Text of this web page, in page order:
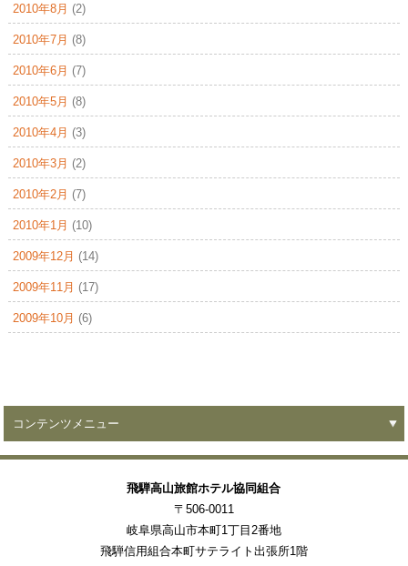
2010年8月 (2)
2010年7月 (8)
2010年6月 (7)
2010年5月 (8)
2010年4月 (3)
2010年3月 (2)
2010年2月 (7)
2010年1月 (10)
2009年12月 (14)
2009年11月 (17)
2009年10月 (6)
コンテンツメニュー
飛騨高山旅館ホテル協同組合
〒506-0011
岐阜県高山市本町1丁目2番地
飛騨信用組合本町サテライト出張所1階